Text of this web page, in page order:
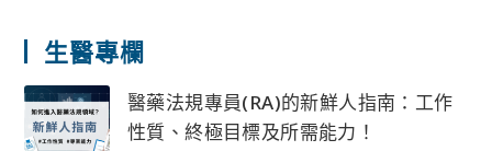
生醫專欄
醫藥法規專員(RA)的新鮮人指南：工作
性質、終極目標及所需能力！